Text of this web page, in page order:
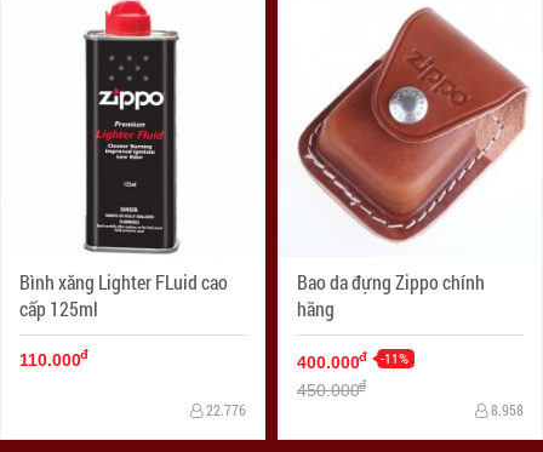
Bình xăng Lighter FLuid cao
cấp 125ml
110.000đ
22.776
Bao da đựng Zippo chính
hãng
400.000đ -11%
450.000đ
8.958